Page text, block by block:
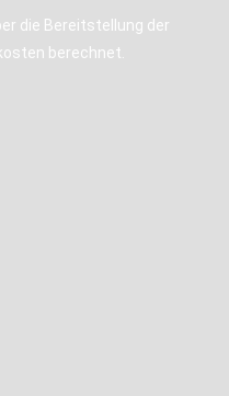
die Bereitstellung der
berechnet.